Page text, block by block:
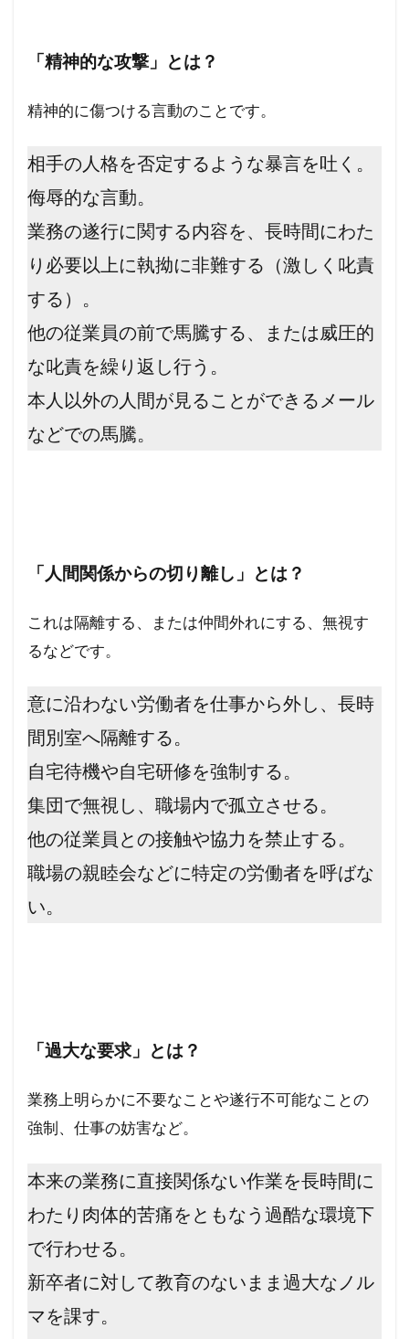
「精神的な攻撃」とは？
精神的に傷つける言動のことです。
相手の人格を否定するような暴言を吐く。
侮辱的な言動。
業務の遂行に関する内容を、長時間にわた
り必要以上に執拗に非難する（激しく叱責
する）。
他の従業員の前で馬騰する、または威圧的
な叱責を繰り返し行う。
本人以外の人間が見ることができるメール
などでの馬騰。
「人間関係からの切り離し」とは？
これは隔離する、または仲間外れにする、無視す
るなどです。
意に沿わない労働者を仕事から外し、長時
間別室へ隔離する。
自宅待機や自宅研修を強制する。
集団で無視し、職場内で孤立させる。
他の従業員との接触や協力を禁止する。
職場の親睦会などに特定の労働者を呼ばな
い。
「過大な要求」とは？
業務上明らかに不要なことや遂行不可能なことの
強制、仕事の妨害など。
本来の業務に直接関係ない作業を長時間に
わたり肉体的苦痛をともなう過酷な環境下
で行わせる。
新卒者に対して教育のないまま過大なノル
マを課す。